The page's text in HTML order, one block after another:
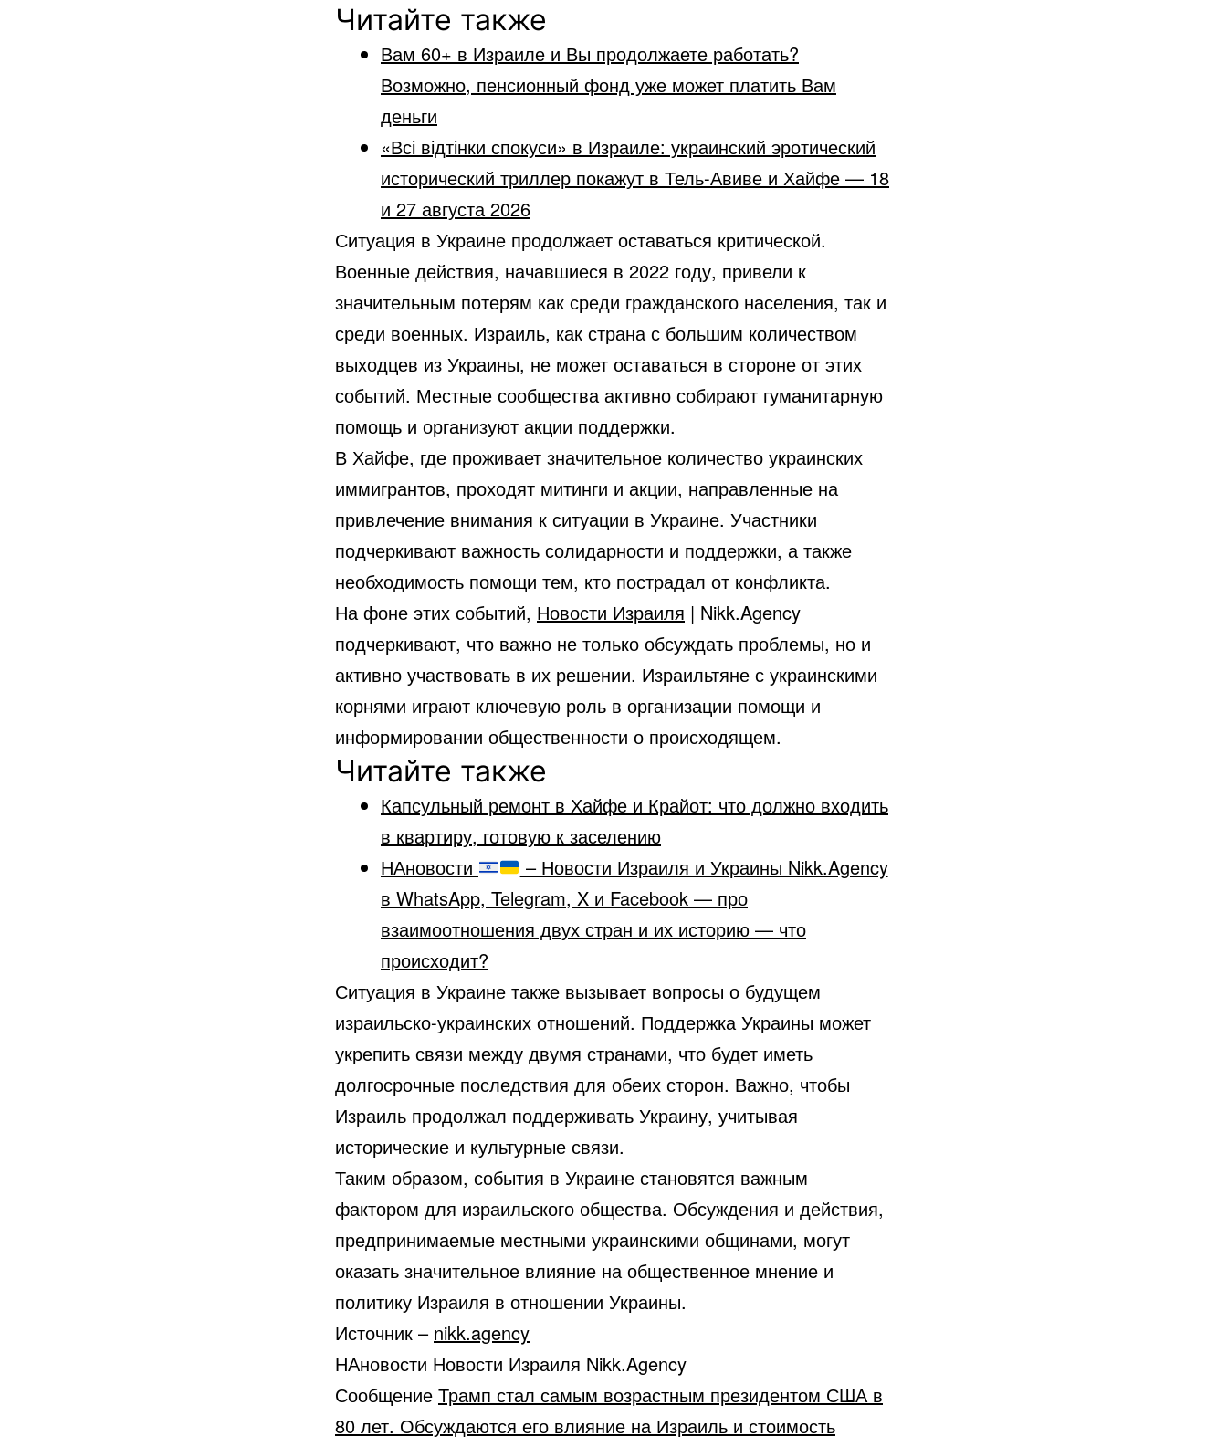
Читайте также
Вам 60+ в Израиле и Вы продолжаете работать?
Возможно, пенсионный фонд уже может платить Вам
деньги
«Всі відтінки спокуси» в Израиле: украинский эротический
исторический триллер покажут в Тель-Авиве и Хайфе — 18
и 27 августа 2026
Ситуация в Украине продолжает оставаться критической.
Военные действия, начавшиеся в 2022 году, привели к
значительным потерям как среди гражданского населения, так и
среди военных. Израиль, как страна с большим количеством
выходцев из Украины, не может оставаться в стороне от этих
событий. Местные сообщества активно собирают гуманитарную
помощь и организуют акции поддержки.
В Хайфе, где проживает значительное количество украинских
иммигрантов, проходят митинги и акции, направленные на
привлечение внимания к ситуации в Украине. Участники
подчеркивают важность солидарности и поддержки, а также
необходимость помощи тем, кто пострадал от конфликта.
На фоне этих событий, Новости Израиля | Nikk.Agency
подчеркивают, что важно не только обсуждать проблемы, но и
активно участвовать в их решении. Израильтяне с украинскими
корнями играют ключевую роль в организации помощи и
информировании общественности о происходящем.
Читайте также
Капсульный ремонт в Хайфе и Крайот: что должно входить
в квартиру, готовую к заселению
НАновости
– Новости Израиля и Украины Nikk.Agency
в WhatsApp, Telegram, X и Facebook — про
взаимоотношения двух стран и их историю — что
происходит?
Ситуация в Украине также вызывает вопросы о будущем
израильско-украинских отношений. Поддержка Украины может
укрепить связи между двумя странами, что будет иметь
долгосрочные последствия для обеих сторон. Важно, чтобы
Израиль продолжал поддерживать Украину, учитывая
исторические и культурные связи.
Таким образом, события в Украине становятся важным
фактором для израильского общества. Обсуждения и действия,
предпринимаемые местными украинскими общинами, могут
оказать значительное влияние на общественное мнение и
политику Израиля в отношении Украины.
Источник – nikk.agency
НАновости Новости Израиля Nikk.Agency
Сообщение Трамп стал самым возрастным президентом США в
80 лет. Обсуждаются его влияние на Израиль и стоимость